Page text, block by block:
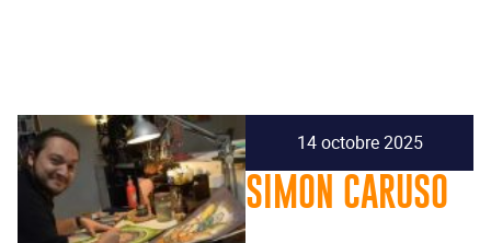
14 octobre 2025
SIMON CARUSO